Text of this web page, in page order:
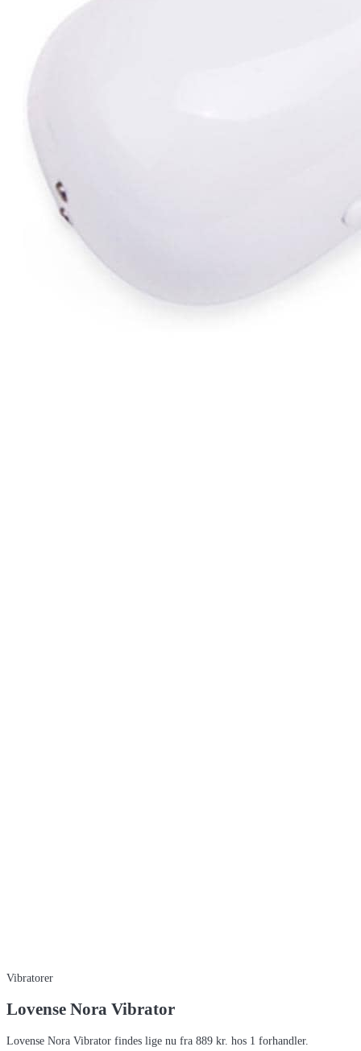
Vibratorer
Lovense Nora Vibrator
Lovense Nora Vibrator findes lige nu fra 889 kr. hos 1 forhandler.